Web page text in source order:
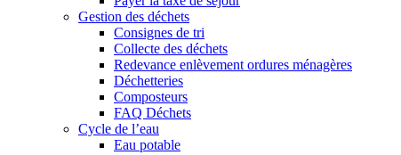
Gestion des déchets
Consignes de tri
Collecte des déchets
Redevance enlèvement ordures ménagères
Déchetteries
Composteurs
FAQ Déchets
Cycle de l’eau
Eau potable